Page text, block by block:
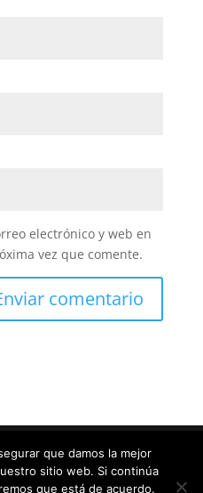
electrónico y web en
vez que comente.
| Desarrollado por
que damos la mejor
sitio web. Si continúa
que está de acuerdo.